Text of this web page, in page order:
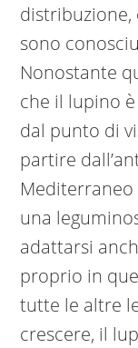
distribuzione,
sono
Nonostante
che il lupino
dal punto di
partire
una
adattarsi
proprio in
tutte le altre
crescere, il